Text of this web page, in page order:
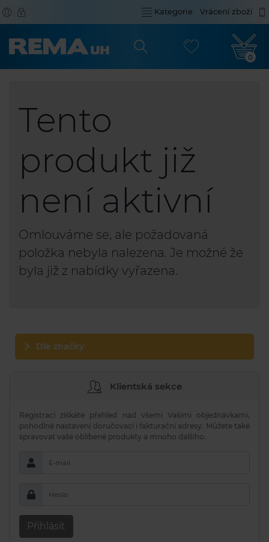
Kategorie Vrácení zboží
0
Tento
produkt již
není aktivní
Omlouváme se, ale požadovaná
položka nebyla nalezena. Je možné že
byla již z nabídky vyřazena.
Dle značky
Klientská sekce
Registrací získáte přehled nad všemi Vašimi objednávkami,
pohodlné nastavení doručovací i fakturační adresy. Můžete také
spravovat vaše oblíbené produkty a mnoho dalšího.
E-mail
Heslo
Přihlásit